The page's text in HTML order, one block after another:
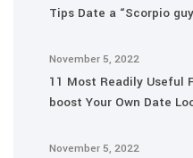
Tips Date a “Scorpio
November 5, 2022
11 Most Readily
boost Your Own Date
November 5, 2022